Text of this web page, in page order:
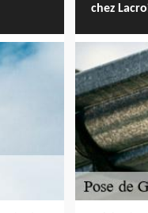
chez